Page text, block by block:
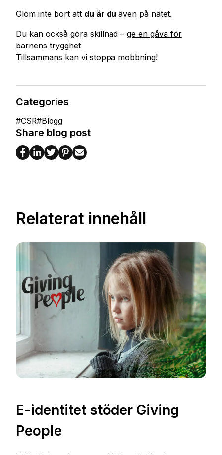
Glöm inte bort att du är du även på nätet.
Du kan också göra skillnad – ge en gåva för
barnens trygghet
Tillsammans kan vi stoppa mobbning!
Categories
#CSR#Blogg
Share blog post
Relaterat innehåll
E-identitet stöder Giving
People